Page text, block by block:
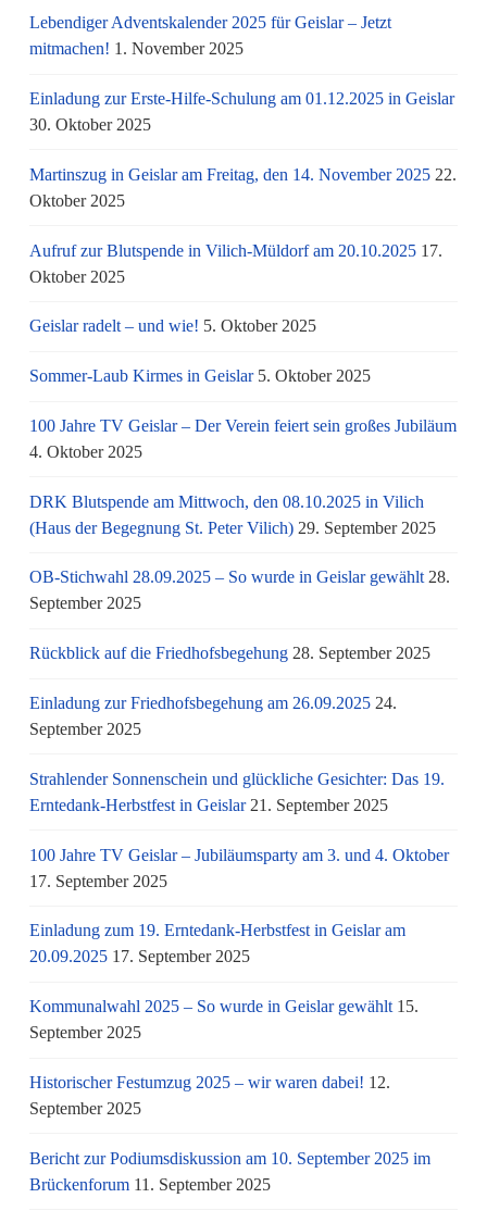
Lebendiger Adventskalender 2025 für Geislar – Jetzt
mitmachen! 1. November 2025
Einladung zur Erste-Hilfe-Schulung am 01.12.2025 in Geislar
30. Oktober 2025
Martinszug in Geislar am Freitag, den 14. November 2025 22.
Oktober 2025
Aufruf zur Blutspende in Vilich-Müldorf am 20.10.2025 17.
Oktober 2025
Geislar radelt – und wie! 5. Oktober 2025
Sommer-Laub Kirmes in Geislar 5. Oktober 2025
100 Jahre TV Geislar – Der Verein feiert sein großes Jubiläum
4. Oktober 2025
DRK Blutspende am Mittwoch, den 08.10.2025 in Vilich
(Haus der Begegnung St. Peter Vilich) 29. September 2025
OB-Stichwahl 28.09.2025 – So wurde in Geislar gewählt 28.
September 2025
Rückblick auf die Friedhofsbegehung 28. September 2025
Einladung zur Friedhofsbegehung am 26.09.2025 24.
September 2025
Strahlender Sonnenschein und glückliche Gesichter: Das 19.
Erntedank-Herbstfest in Geislar 21. September 2025
100 Jahre TV Geislar – Jubiläumsparty am 3. und 4. Oktober
17. September 2025
Einladung zum 19. Erntedank-Herbstfest in Geislar am
20.09.2025 17. September 2025
Kommunalwahl 2025 – So wurde in Geislar gewählt 15.
September 2025
Historischer Festumzug 2025 – wir waren dabei! 12.
September 2025
Bericht zur Podiumsdiskussion am 10. September 2025 im
Brückenforum 11. September 2025